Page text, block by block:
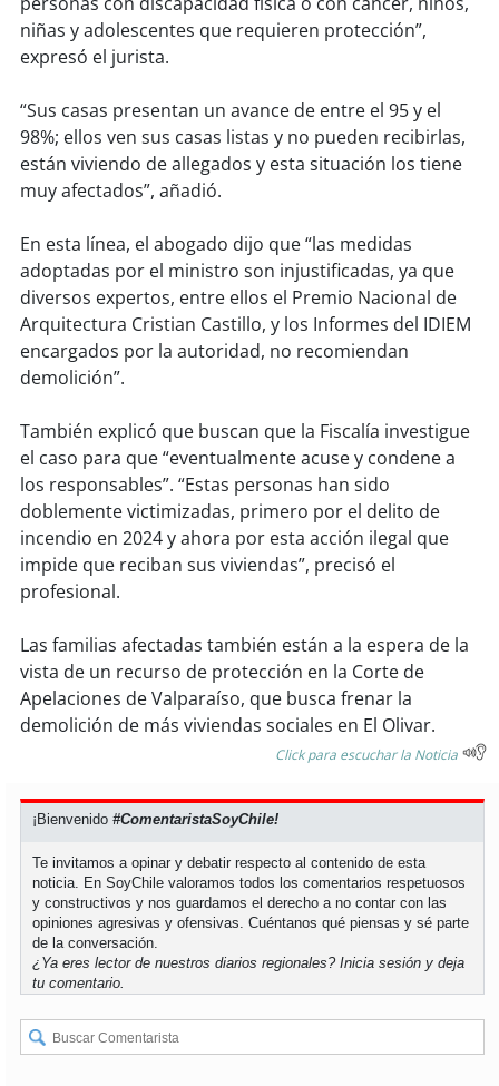
soypuertomontt
soychiloé
niñas y adolescentes que requieren protección”,
expresó el jurista.
“Sus casas presentan un avance de entre el 95 y el
98%; ellos ven sus casas listas y no pueden recibirlas,
están viviendo de allegados y esta situación los tiene
muy afectados”, añadió.
En esta línea, el abogado dijo que “las medidas
adoptadas por el ministro son injustificadas, ya que
diversos expertos, entre ellos el Premio Nacional de
Arquitectura Cristian Castillo, y los Informes del IDIEM
encargados por la autoridad, no recomiendan
demolición”.
También explicó que buscan que la Fiscalía investigue
el caso para que “eventualmente acuse y condene a
los responsables”. “Estas personas han sido
doblemente victimizadas, primero por el delito de
incendio en 2024 y ahora por esta acción ilegal que
impide que reciban sus viviendas”, precisó el
profesional.
Las familias afectadas también están a la espera de la
vista de un recurso de protección en la Corte de
Apelaciones de Valparaíso, que busca frenar la
demolición de más viviendas sociales en El Olivar.
Click para escuchar la Noticia
¡Bienvenido#ComentaristaSoyChile!
Te invitamos a opinar y debatir respecto al contenido de esta
noticia. En SoyChile valoramos todos los comentarios respetuosos
y constructivos y nos guardamos el derecho a no contar con las
opiniones agresivas y ofensivas. Cuéntanos qué piensas y sé parte
de la conversación.
¿Ya eres lector de nuestros diarios regionales?Inicia sesión y deja
tu comentario.